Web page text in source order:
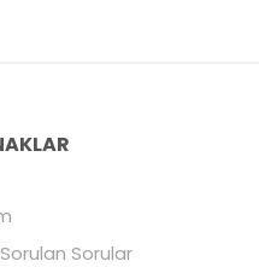
Sorulan Sorular